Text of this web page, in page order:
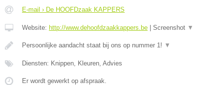
E-mail › De HOOFDzaak KAPPERS
Website: http://www.dehoofdzaakkappers.be | Screenshot ▼
Persoonlijke aandacht staat bij ons op nummer 1! ▼
Diensten: Knippen, Kleuren, Advies
Er wordt gewerkt op afspraak.